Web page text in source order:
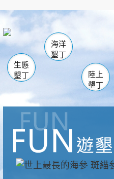
海生館
恆春
龍鑾潭自然中心
瓊麻館
關山
白砂
生態
墾丁
海洋
墾丁
陸上
墾丁